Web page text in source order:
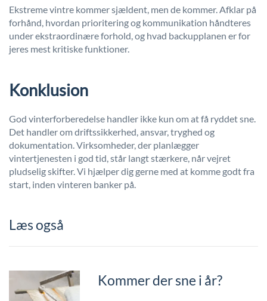
Ekstreme vintre kommer sjældent, men de kommer. Afklar på
forhånd, hvordan prioritering og kommunikation håndteres
under ekstraordinære forhold, og hvad backupplanen er for
jeres mest kritiske funktioner.
Konklusion
God vinterforberedelse handler ikke kun om at få ryddet sne.
Det handler om driftssikkerhed, ansvar, tryghed og
dokumentation. Virksomheder, der planlægger
vintertjenesten i god tid, står langt stærkere, når vejret
pludselig skifter. Vi hjælper dig gerne med at komme godt fra
start, inden vinteren banker på.
Læs også
Kommer der sne i år?